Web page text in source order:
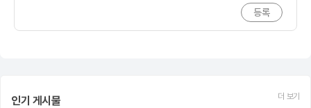
인기 게시물 더 보기